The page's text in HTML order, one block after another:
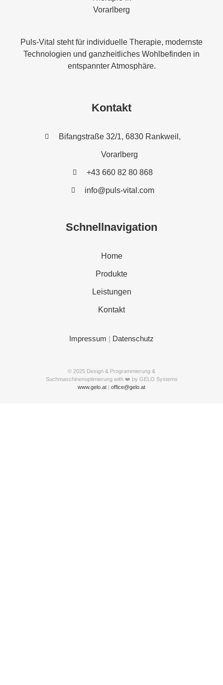
Puls-Vital steht für individuelle Therapie, modernste
Technologien und ganzheitliches Wohlbefinden in
entspannter Atmosphäre.
Kontakt
Bifangstraße 32/1, 6830 Rankweil,
Vorarlberg
+43 660 82 80 868
info@puls-vital.com
Schnellnavigation
Home
Produkte
Leistungen
Kontakt
Impressum | Datenschutz
© 2025 Design & Programmierung &
Suchmaschinenoptimierung with ❤️ by GELO Systems
www.gelo.at
office@gelo.at